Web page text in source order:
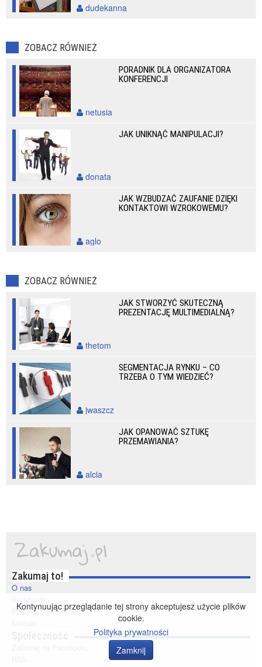
dudekanna
ZOBACZ RÓWNIEŻ
PORADNIK DLA ORGANIZATORA
KONFERENCJI
netusia
JAK UNIKNĄĆ MANIPULACJI?
donata
JAK WZBUDZAĆ ZAUFANIE DZIĘKI
KONTAKTOWI WZROKOWEMU?
aglo
ZOBACZ RÓWNIEŻ
JAK STWORZYĆ SKUTECZNĄ
PREZENTACJĘ MULTIMEDIALNĄ?
thetom
SEGMENTACJA RYNKU – CO
TRZEBA O TYM WIEDZIEĆ?
jwaszcz
JAK OPANOWAĆ SZTUKĘ
PRZEMAWIANIA?
alcia
Zakumaj to!
O nas
Polityka prywatności
Kontynuując przeglądanie tej strony akceptujesz użycie plików
cookie.
Polityka prywatności
Zamknij